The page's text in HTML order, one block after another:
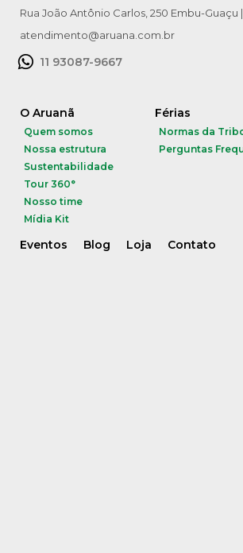
Rua João Antônio Carlos, 250 Embu-Guaçu
atendimento@aruana.com.br
11 93087-9667
O Aruanã
Quem somos
Nossa estrutura
Sustentabilidade
Tour 360°
Nosso time
Mídia Kit
Férias
Normas da
Perguntas
Eventos Blog Loja Contato